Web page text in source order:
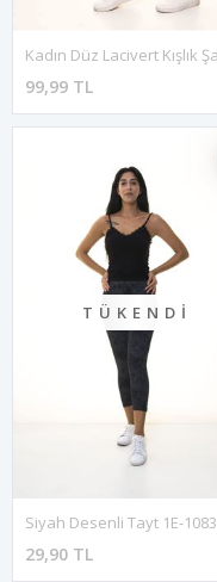
99,99 TL
TÜKENDI
Siyah Desenli Tayt 1E-1083
29,90 TL